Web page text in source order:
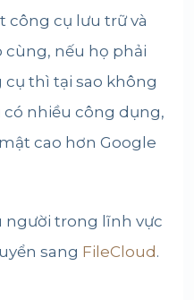
công cụ lưu trữ và
cùng, nếu họ phải
thì tại sao không
nhiều công dụng,
cao hơn Google
người trong lĩnh vực
sang FileCloud .